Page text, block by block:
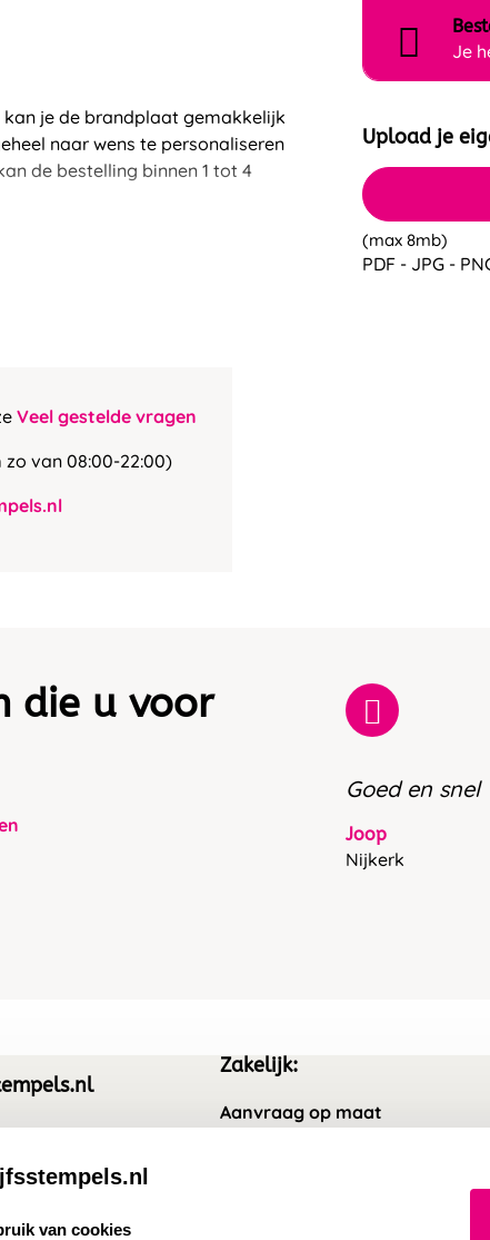
kan je de brandplaat gemakkelijk
naar wens te personaliseren
de bestelling binnen 1 tot 4
Veel gestelde vragen
van 08:00-22:00)
Je
Upload je
(max 8mb)
PDF - JPG -
die u voor
Goed en snel
Joop
Nijkerk
Zakelijk:
Aanvraag op maat
van cookies